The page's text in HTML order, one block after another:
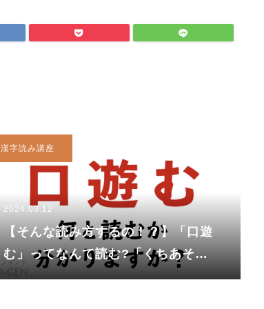
漢字読み講座
2024.03.12
【そんな読み方するの！？】「口遊
む」ってなんて読む?「くちあそ
む」と読んでしまったあなたは・・